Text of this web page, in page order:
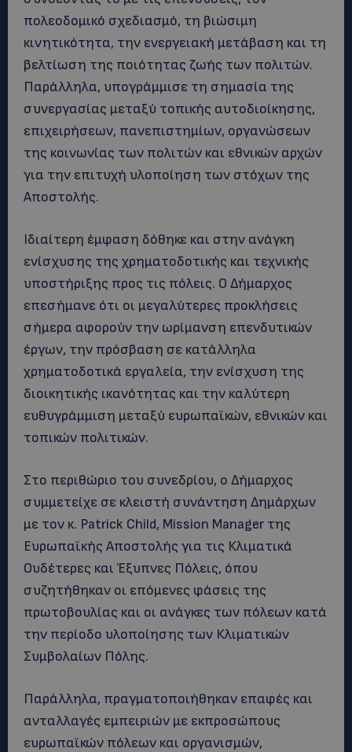
πολεοδομικό σχεδιασμό, τη βιώσιμη
κινητικότητα, την ενεργειακή μετάβαση και τη
βελτίωση της ποιότητας ζωής των πολιτών.
Παράλληλα, υπογράμμισε τη σημασία της
συνεργασίας μεταξύ τοπικής αυτοδιοίκησης,
επιχειρήσεων, πανεπιστημίων, οργανώσεων
της κοινωνίας των πολιτών και εθνικών αρχών
για την επιτυχή υλοποίηση των στόχων της
Αποστολής.
Ιδιαίτερη έμφαση δόθηκε και στην ανάγκη
ενίσχυσης της χρηματοδοτικής και τεχνικής
υποστήριξης προς τις πόλεις. Ο Δήμαρχος
επεσήμανε ότι οι μεγαλύτερες προκλήσεις
σήμερα αφορούν την ωρίμανση επενδυτικών
έργων, την πρόσβαση σε κατάλληλα
χρηματοδοτικά εργαλεία, την ενίσχυση της
διοικητικής ικανότητας και την καλύτερη
ευθυγράμμιση μεταξύ ευρωπαϊκών, εθνικών και
τοπικών πολιτικών.
Στο περιθώριο του συνεδρίου, ο Δήμαρχος
συμμετείχε σε κλειστή συνάντηση Δημάρχων
με τον κ. Patrick Child, Mission Manager της
Ευρωπαϊκής Αποστολής για τις Κλιματικά
Ουδέτερες και Έξυπνες Πόλεις, όπου
συζητήθηκαν οι επόμενες φάσεις της
πρωτοβουλίας και οι ανάγκες των πόλεων κατά
την περίοδο υλοποίησης των Κλιματικών
Συμβολαίων Πόλης.
Παράλληλα, πραγματοποιήθηκαν επαφές και
ανταλλαγές εμπειριών με εκπροσώπους
ευρωπαϊκών πόλεων και οργανισμών,